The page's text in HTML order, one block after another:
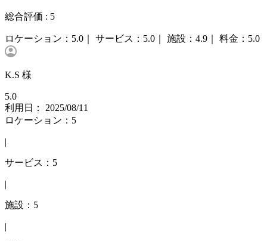
総合評価 : 5
ロケーション： 5.0｜ サービス： 5.0｜ 施設： 4.9｜ 料金： 5.0
K.S 様
5.0
利用日： 2025/08/11
ロケーション：5
|
サービス：5
|
施設：5
|